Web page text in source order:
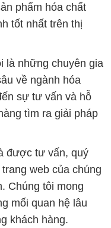
phẩm hóa chất
tốt nhất trên thị
là những chuyên gia
về ngành hóa
sự tư vấn và hỗ
tìm ra giải pháp
được tư vấn, quý
web của chúng
Chúng tôi mong
mối quan hệ lâu
khách hàng.